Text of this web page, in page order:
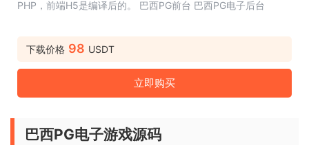
下载价格 98 USDT
立即购买
巴西PG电子游戏源码